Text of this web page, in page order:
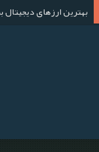
بهترین ارزهای دیجیتال برای استخراج در